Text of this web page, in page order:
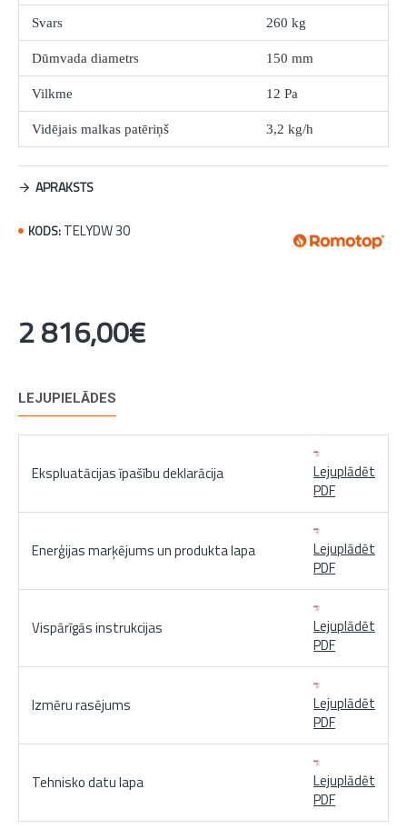
Svars 260 kg
Dūmvada diametrs 150 mm
Vilkme 12 Pa
Vidējais malkas patēriņš 3,2 kg/h
APRAKSTS
KODS: TELYDW 30
2 816,00€
LEJUPIELĀDES
Ekspluatācijas īpašību deklarācija
Lejuplādēt
PDF
Enerģijas marķējums un produkta lapa
Lejuplādēt
PDF
Vispārīgās instrukcijas
Lejuplādēt
PDF
Izmēru rasējums
Lejuplādēt
PDF
Tehnisko datu lapa
Lejuplādēt
PDF